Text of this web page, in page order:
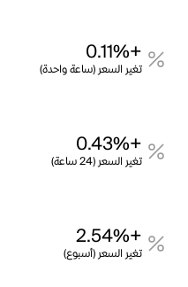
+0.11%
تغير السعر (ساعة واحدة)
+0.43%
تغير السعر (24 ساعة)
+2.54%
تغير السعر (أسبوع)